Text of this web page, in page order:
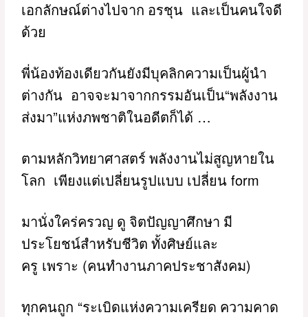
เอกลักษณ์ต่างไปจาก อรชุน และเป็นคนใจดี
ด้วย
พี่น้องท้องเดียวกันยังมีบุคลิกความเป็นผู้นำ
ต่างกัน อาจจะมาจากกรรมอันเป็น“พลังงาน
ส่งมา”แห่งภพชาติในอดีตก็ได้ …
ตามหลักวิทยาศาสตร์ พลังงานไม่สูญหายใน
โลก
เพียงแต่เปลี่ยนรูปแบบ เปลี่ยน form
มานั่งใคร่ครวญ ดู จิตปัญญาศึกษา มี
ประโยชน์สำหรับชีวิต ทั้งศิษย์และ
ครู เพราะ (คนทำงานภาคประชาสังคม)
ทุกคนถูก “ระเบิดแห่งความเครียด ความคาด